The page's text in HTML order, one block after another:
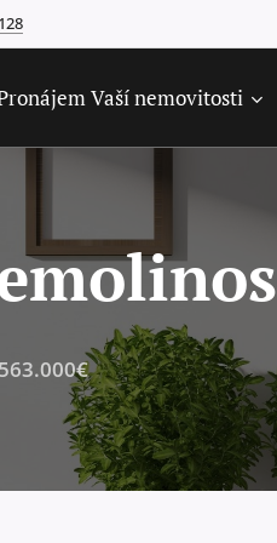
Vaší nemovitosti